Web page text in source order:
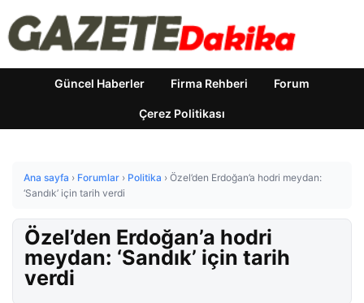
Güncel Haberler Firma Rehberi Forum
Çerez Politikası
Ana sayfa › Forumlar › Politika › Özel’den Erdoğan’a hodri meydan:
‘Sandık’ için tarih verdi
Özel’den Erdoğan’a hodri
meydan: ‘Sandık’ için tarih
verdi